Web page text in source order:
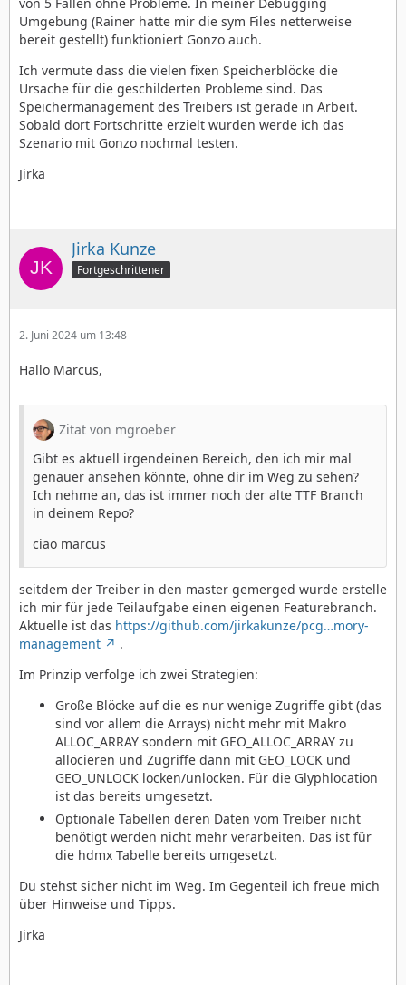
Umgebung (Rainer hatte mir die sym Files netterweise
bereit gestellt) funktioniert Gonzo auch.
Ich vermute dass die vielen fixen Speicherblöcke die
Ursache für die geschilderten Probleme sind. Das
Speichermanagement des Treibers ist gerade in Arbeit.
Sobald dort Fortschritte erzielt wurden werde ich das
Szenario mit Gonzo nochmal testen.
Jirka
Jirka Kunze
Fortgeschrittener
2. Juni 2024 um 13:48
Hallo Marcus,
Zitat von mgroeber
Gibt es aktuell irgendeinen Bereich, den ich mir mal
genauer ansehen könnte, ohne dir im Weg zu sehen?
Ich nehme an, das ist immer noch der alte TTF Branch
in deinem Repo?
ciao marcus
seitdem der Treiber in den master gemerged wurde erstelle
ich mir für jede Teilaufgabe einen eigenen Featurebranch.
Aktuelle ist das https://github.com/jirkakunze/pcg…mory-
management
.
Im Prinzip verfolge ich zwei Strategien:
Große Blöcke auf die es nur wenige Zugriffe gibt (das
sind vor allem die Arrays) nicht mehr mit Makro
ALLOC_ARRAY sondern mit GEO_ALLOC_ARRAY zu
allocieren und Zugriffe dann mit GEO_LOCK und
GEO_UNLOCK locken/unlocken. Für die Glyphlocation
ist das bereits umgesetzt.
Optionale Tabellen deren Daten vom Treiber nicht
benötigt werden nicht mehr verarbeiten. Das ist für
die hdmx Tabelle bereits umgesetzt.
Du stehst sicher nicht im Weg. Im Gegenteil ich freue mich
über Hinweise und Tipps.
Jirka